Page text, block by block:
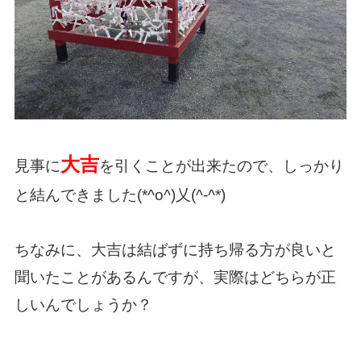
見事に大吉を引くことが出来たので、しっかり
と結んできました(*^o^)乂(^-^*)
ちなみに、大吉は結ばずに持ち帰る方が良いと
聞いたことがあるんですが、実際はどちらが正
しいんでしょうか？